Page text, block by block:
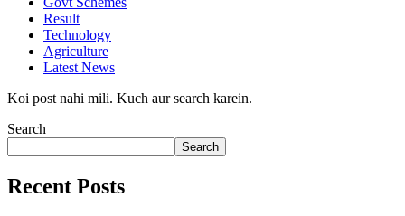
Result
Technology
Agriculture
Latest News
Koi post nahi mili. Kuch aur search karein.
Search
Search
Recent Posts